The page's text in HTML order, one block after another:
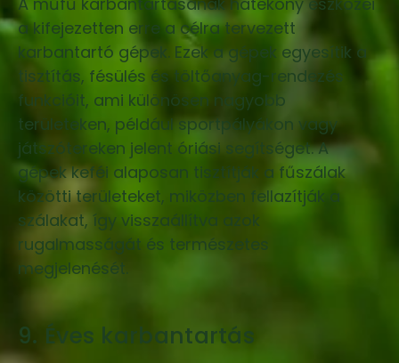
a kifejezetten erre a célra tervezett
karbantartó gépek. Ezek a gépek egyesítik a
tisztítás, fésülés és töltőanyag-rendezés
funkcióit, ami különösen nagyobb
területeken, például sportpályákon vagy
játszótereken jelent óriási segítséget. A
gépek keféi alaposan tisztítják a fűszálak
közötti területeket, miközben fellazítják a
szálakat, így visszaállítva azok
rugalmasságát és természetes
megjelenését.
9. Éves karbantartás